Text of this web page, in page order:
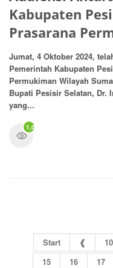
Kabupaten
Prasarana
Jumat, 4 Oktober 2024,
Pemerintah Kabupaten
Permukiman Wilayah
Bupati Pesisir Selatan, Dr.
yang...
1,074
Start ❰ 10
15
16 17